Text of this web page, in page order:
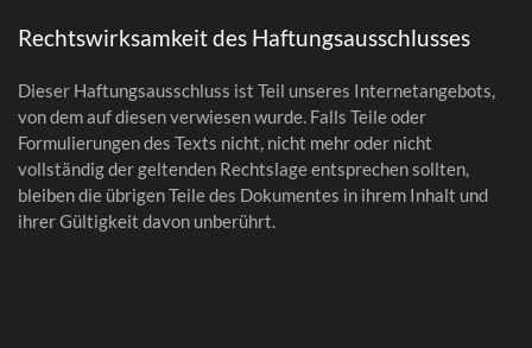
Rechtswirksamkeit des Haftungsausschlusses
Dieser Haftungsausschluss ist Teil unseres Internetangebots,
von dem auf diesen verwiesen wurde. Falls Teile oder
Formulierungen des Texts nicht, nicht mehr oder nicht
vollständig der geltenden Rechtslage entsprechen sollten,
bleiben die übrigen Teile des Dokumentes in ihrem Inhalt und
ihrer Gültigkeit davon unberührt.